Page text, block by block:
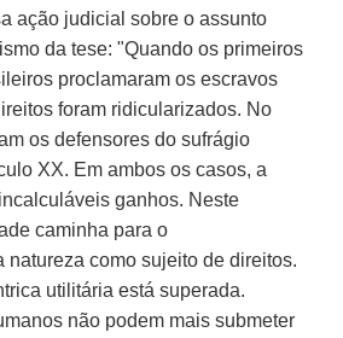
ação judicial sobre o assunto
da tese: "Quando os primeiros
proclamaram os escravos
foram ridicularizados. No
os defensores do sufrágio
XX. Em ambos os casos, a
ganhos. Neste
caminha para o
natureza como sujeito de direitos.
utilitária está superada.
não podem mais submeter